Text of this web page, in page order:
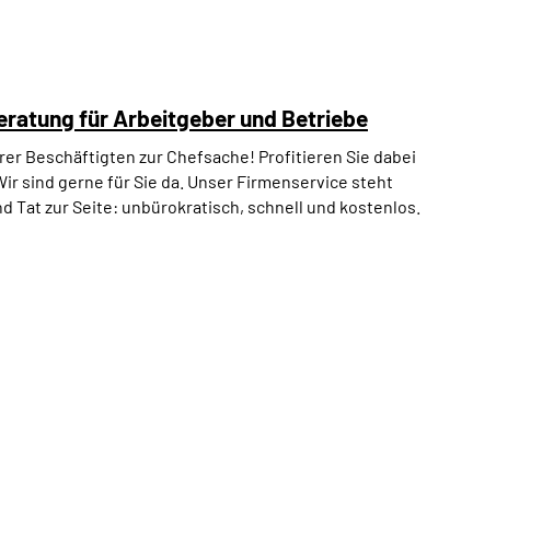
für Arbeitgeber und Betriebe
Beschäftigten zur Chefsache! Profitieren Sie dabei
sind gerne für Sie da. Unser Firmenservice steht
Tat zur Seite: unbürokratisch, schnell und kostenlos.